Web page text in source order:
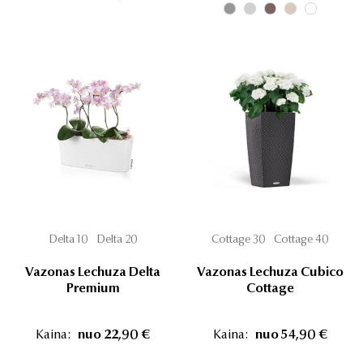
Delta 10 Delta 20
Vazonas Lechuza Delta
Premium
Kaina: nuo 22,90 €
Cottage 30 Cottage 40
Vazonas Lechuza Cubico
Cottage
Kaina: nuo 54,90 €